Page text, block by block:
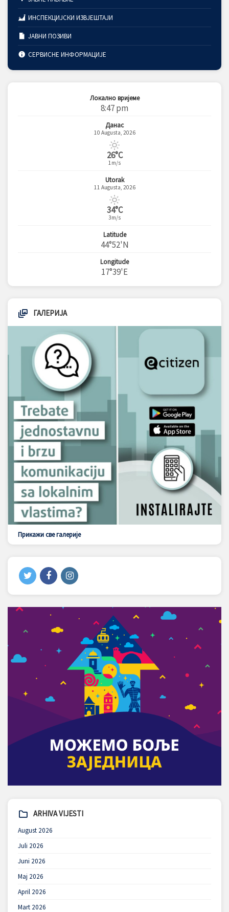
ИНСПЕКЦИЈСКИ ИЗВЈЕШТАЈИ
ЈАВНИ ПОЗИВИ
СЕРВИСНЕ ИНФОРМАЦИЈЕ
Локално вријеме
8:47 pm
Данас
10 Augusta, 2026
26°C
1m/s
Utorak
11 Augusta, 2026
34°C
3m/s
Latitude
44°52'N
Longitude
17°39'E
ГАЛЕРИЈА
Прикажи све галерије
ARHIVA VIJESTI
August 2026
Juli 2026
Juni 2026
Maj 2026
April 2026
Mart 2026